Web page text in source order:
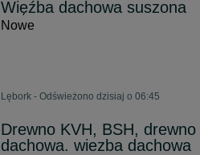
Więźba dachowa suszona
Nowe
Lębork - Odświeżono dzisiaj o 06:45
Drewno KVH, BSH,
dachowa. wiezba dachowa